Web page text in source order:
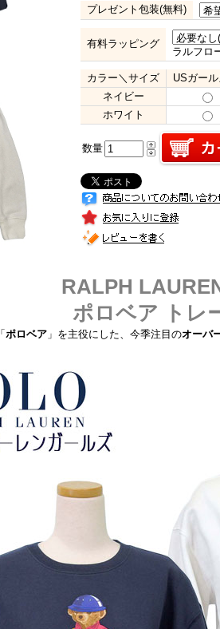
プレゼント包装(無料)
有料ラッピング
ラルフロ
カラー＼サイズ USガー
ネイビー
ホワイト
数量
RALPH
ポロベア トレ
「 ポロベア 」を主役にした、今季注目のオーバ